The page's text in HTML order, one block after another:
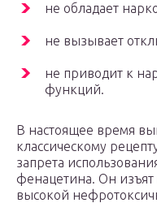
не обладает
не вызывает
не приводит к
функций.
В настоящее время
классическому
запрета
фенацетина. Он
высокой